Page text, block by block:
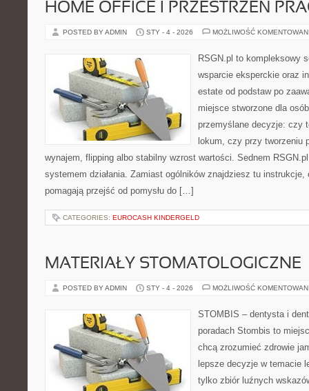
HOME OFFICE I PRZESTRZEŃ
POSTED BY ADMIN STY - 4 - 2026 MOŻLIWOŚĆ
RSGN.pl to kompleksowy
wsparcie eksperckie oraz
estate od podstaw po
miejsce stworzone dla
przemyślane decyzje: czy
lokum, czy przy tworzeniu
wynajem, flipping albo stabilny wzrost wartości. Sednem
systemem działania. Zamiast ogólników znajdziesz tu
pomagają przejść od pomysłu do […]
CATEGORIES: EUROCASH KINDERGELD
MATERIAŁY STOMATOLOGICZNE
POSTED BY ADMIN STY - 4 - 2026 MOŻLIWOŚĆ
STOMBIS – dentysta i
poradach Stombis to
chcą zrozumieć zdrowie
lepsze decyzje w temacie
tylko zbiór luźnych